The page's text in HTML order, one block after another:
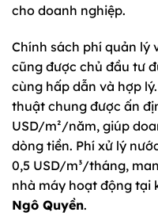
cho doanh nghiệp.
Chính sách phí quản lý
cũng được chủ đầu tư
cùng hấp dẫn và hợp
thuật chung được ấn
USD/m²/năm, giúp
dòng tiền. Phí xử lý
0,5 USD/m³/tháng,
nhà máy hoạt động tại
Ngô Quyền.